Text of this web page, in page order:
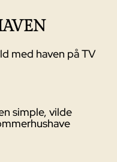
med haven på TV
simple, vilde